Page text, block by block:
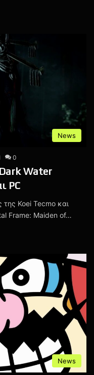
News
0
Water
PC
Koei Tecmo και
Frame: Maiden of…
News